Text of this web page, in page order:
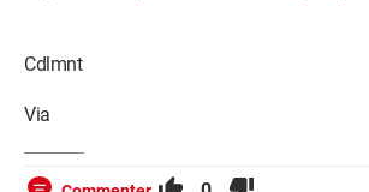
Cdlmnt
Via